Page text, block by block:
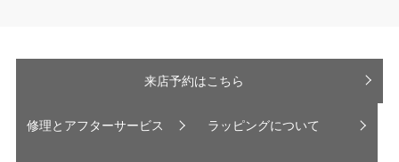
来店予約はこちら
修理とアフターサービス ラッピングについて